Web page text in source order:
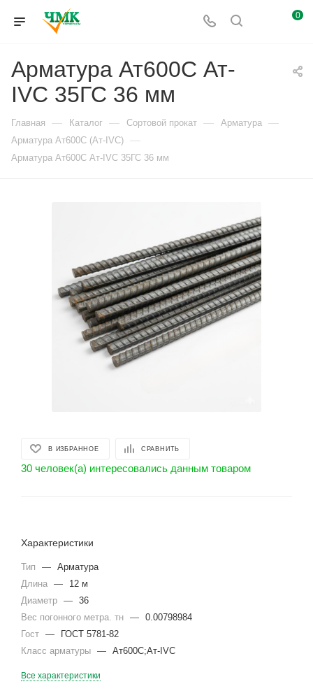
0
Арматура Ат600С Ат-
IVС 35ГС 36 мм
Главная — Каталог — Сортовой прокат — Арматура —
Арматура Ат600С (Ат-IVС) —
Арматура Ат600С Ат-IVС 35ГС 36 мм
В ИЗБРАННОЕ СРАВНИТЬ
30 человек(а) интересовались данным товаром
Характеристики
Тип — Арматура
Длина —
12 м
Диаметр — 36
Вес погонного метра. тн — 0.00798984
Гост —
ГОСТ 5781-82
Класс арматуры — Ат600С;Ат-IVС
Все характеристики